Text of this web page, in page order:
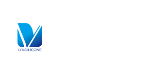
contenu